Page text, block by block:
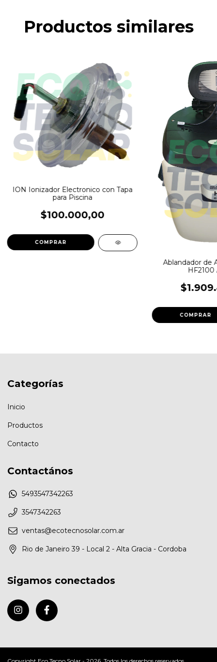
Productos similares
ION Ionizador Electronico con Tapa
para Piscina
$100.000,00
Ablandador de
HF2100
Categorías
Inicio
Productos
Contacto
Contactános
5493547342263
3547342263
ventas@ecotecnosolar.com.ar
Rio de Janeiro 39 - Local 2 - Alta Gracia - Cordoba
Sigamos conectados